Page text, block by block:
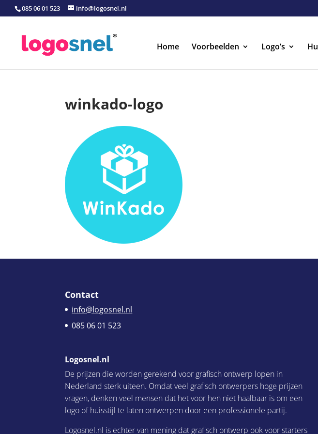
085 06 01 523 info@logosnel.nl
Home Voorbeelden Logo’s
winkado-logo
Contact
info@logosnel.nl
085 06 01 523
Logosnel.nl
De prijzen die worden gerekend voor grafisch ontwerp lopen in
Nederland sterk uiteen. Omdat veel grafisch ontwerpers hoge prijzen
vragen, denken veel mensen dat het voor hen niet haalbaar is om een
logo of huisstijl te laten ontwerpen door een professionele partij.
Logosnel.nl is echter van mening dat grafisch ontwerp ook voor starters